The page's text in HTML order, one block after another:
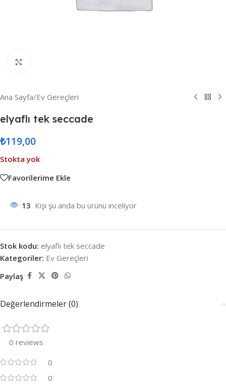
Ana Sayfa/Ev Gereçleri
elyaflı tek seccade
₺119,00
Stokta yok
Favorilerime Ekle
13 Kişi şu anda bu ürünü inceliyor
Stok kodu: elyaflı tek seccade
Kategoriler: Ev Gereçleri
Paylaş
Değerlendirmeler (0)
0 reviews
0
0